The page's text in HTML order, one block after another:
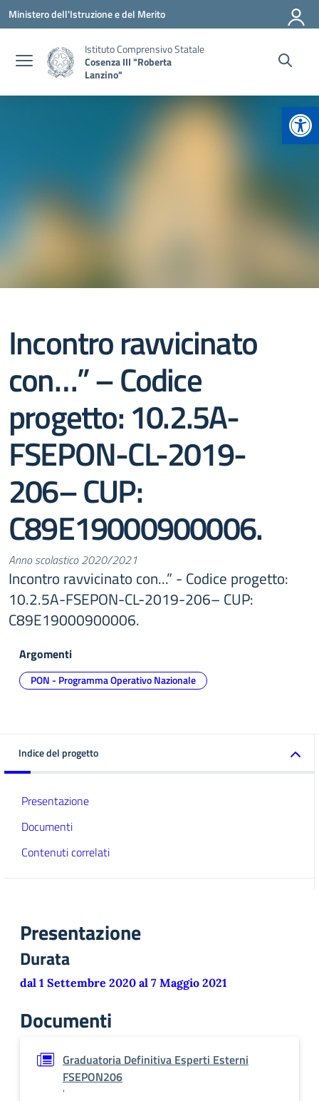
Vai ai contenuti
Vai al menu di navigazione
Vai al footer
Ministero dell'Istruzione e del Merito
Istituto Comprensivo Statale
Cosenza III "Roberta
Lanzino"
Incontro ravvicinato
con…” – Codice
progetto: 10.2.5A-
FSEPON-CL-2019-
206– CUP:
C89E19000900006.
Anno scolastico 2020/2021
Incontro ravvicinato con...” - Codice progetto:
10.2.5A-FSEPON-CL-2019-206– CUP:
C89E19000900006.
Argomenti
PON - Programma Operativo Nazionale
Indice del progetto
Presentazione
Documenti
Contenuti correlati
Presentazione
Durata
dal 1 Settembre 2020 al 7 Maggio 2021
Documenti
Graduatoria Definitiva Esperti Esterni
FSEPON206
'